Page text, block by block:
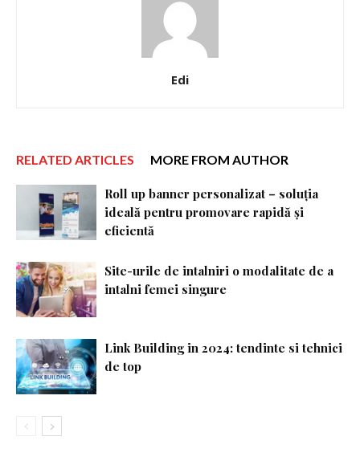
Edi
RELATED ARTICLES MORE FROM AUTHOR
Roll up banner personalizat – soluția
ideală pentru promovare rapidă și
eficientă
Site-urile de intalniri o modalitate de a
intalni femei singure
Link Building in 2024: tendinte si tehnici
de top